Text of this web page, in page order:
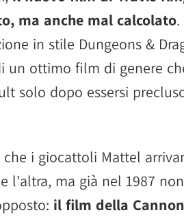
ma anche mal calcolato
in stile Dungeons &
un ottimo film di genere
solo dopo essersi
che i giocattoli Mattel
l'altra, ma già nel 1987
il film della